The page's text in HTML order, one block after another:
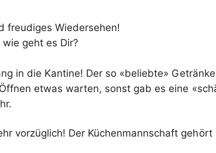
freudiges Wiedersehen!
geht es Dir?
in die Kantine! Der so «beliebte»
etwas warten, sonst gab es eine
vorzüglich! Der Küchenmannschaft